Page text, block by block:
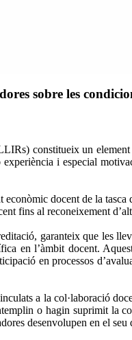
sobre les
constitueix un
i especial
docent de la
fins al reconeixement
garanteix que les
en l’àmbit docent.
en processos
a la col·laboració
o hagin suprimit la
desenvolupen en el seu